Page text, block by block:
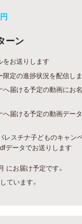
円
ーン
をお送りします
限定の進捗状況を配信し
へ届ける予定の動画にお
へ届ける予定の動画デー
レスチナ子どものキャン
データでお送りします
にお届け予定です。
ています。